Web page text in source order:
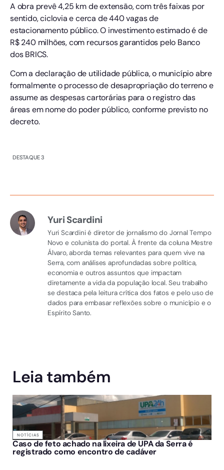
A obra prevê 4,25 km de extensão, com três faixas por
sentido, ciclovia e cerca de 440 vagas de
estacionamento público. O investimento estimado é de
R$ 240 milhões, com recursos garantidos pelo Banco
dos BRICS.
Com a declaração de utilidade pública, o município abre
formalmente o processo de desapropriação do terreno e
assume as despesas cartorárias para o registro das
áreas em nome do poder público, conforme previsto no
decreto.
DESTAQUE 3
Yuri Scardini
Yuri Scardini é diretor de jornalismo do Jornal Tempo
Novo e colunista do portal. À frente da coluna Mestre
Álvaro, aborda temas relevantes para quem vive na
Serra, com análises aprofundadas sobre política,
economia e outros assuntos que impactam
diretamente a vida da população local. Seu trabalho
se destaca pela leitura crítica dos fatos e pelo uso de
dados para embasar reflexões sobre o município e o
Espírito Santo.
Leia também
NOTÍCIAS
Caso de feto achado na lixeira de UPA da Serra é
registrado como encontro de cadáver